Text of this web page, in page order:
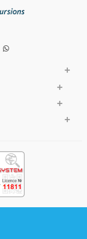
+
+
+
+